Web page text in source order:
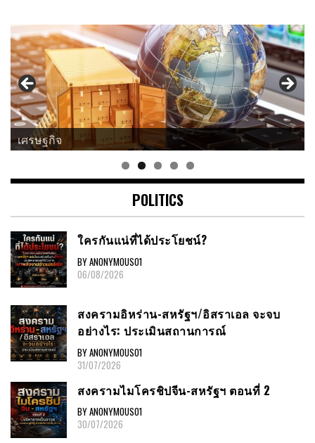
เศรษฐกิจ
POLITICS
ใครกันแน่ที่ได้ประโยชน์?
BY ANONYMOUS01
06/08/2026
สงครามอิหร่าน-สหรัฐฯ/อิสราเอล จะจบ
อย่างไร: ประเมินสถานการณ์
BY ANONYMOUS01
31/07/2026
สงครามไมโครชิปจีน-สหรัฐฯ ตอนที่ 2
BY ANONYMOUS01
30/07/2026